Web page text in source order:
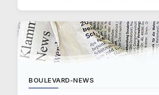
BOULEVARD-NEWS